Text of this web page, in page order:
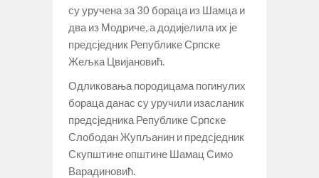
су уручена за 30 бораца из Шамца и
два из Модриче, а додијелила их је
предсједник Републике Српске
Жељка Цвијановић.
Одликовања породицама погинулих
бораца данас су уручили изасланик
предсједника Републике Српске
Слободан Жупљанин и предсједник
Скупштине општине Шамац Симо
Варадиновић.